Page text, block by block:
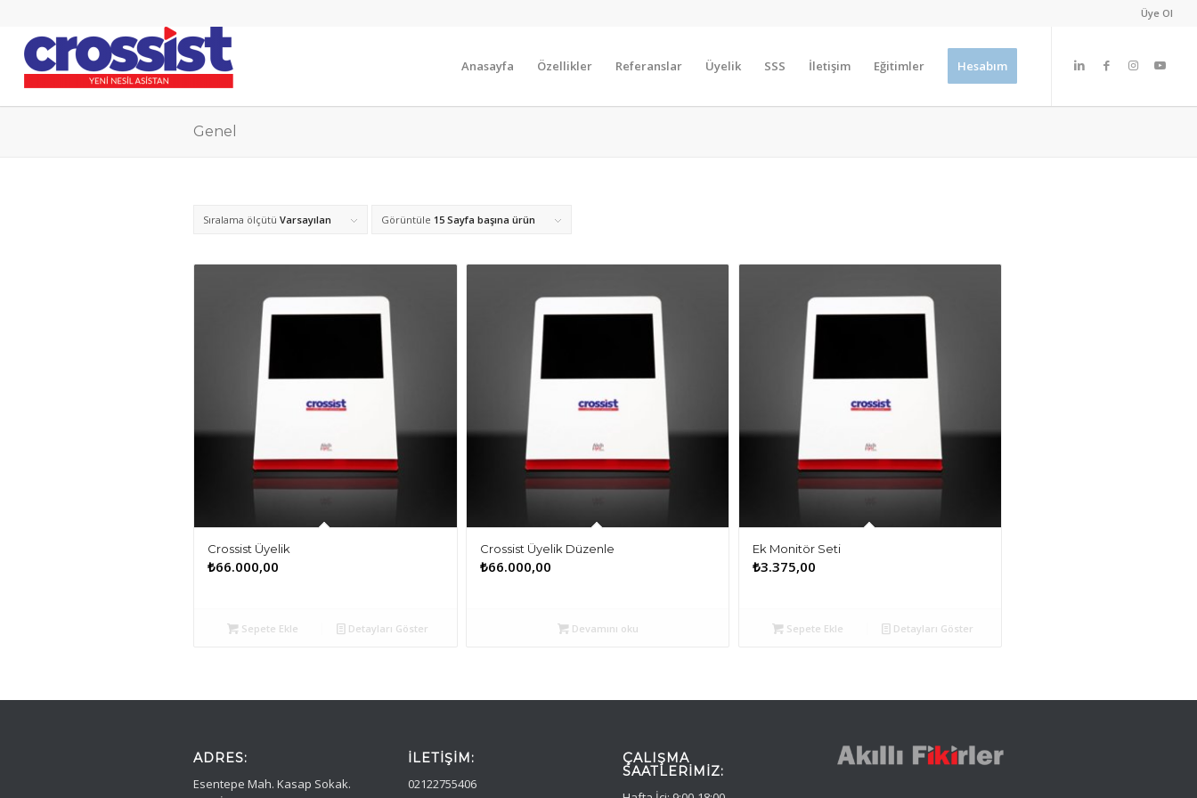
Üye Ol
Anasayfa Özellikler Referanslar Üyelik SSS İletişim Eğitimler Hesabım
Genel
Sıralama ölçütü Varsayılan Görüntüle 15 Sayfa başına ürün
Crossist Üyelik
₺66.000,00
Sepete Ekle Detayları Göster
Crossist Üyelik Düzenle
₺66.000,00
Devamını oku
Ek Monitör Seti
₺3.375,00
Sepete Ekle Detayları Göster
ADRES:
Esentepe Mah. Kasap Sokak.
İLETIŞIM:
02122755406
ÇALIŞMA
SAATLERIMIZ: